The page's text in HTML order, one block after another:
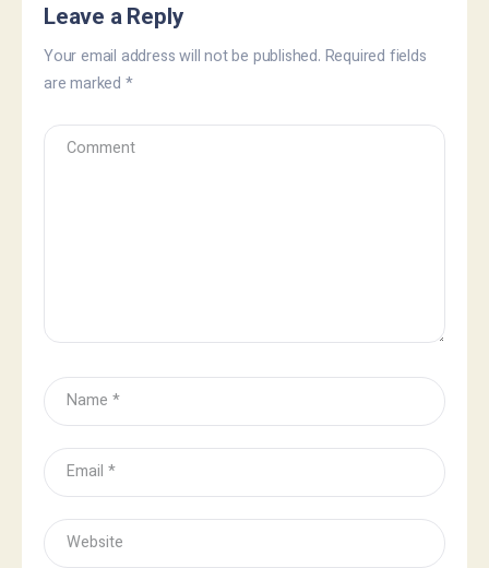
Leave a Reply
Your email address will not be published. Required fields
are marked *